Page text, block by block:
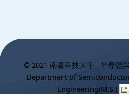
© 2021 南臺科技大學 半導體
Department of
Engineering(M.S.)